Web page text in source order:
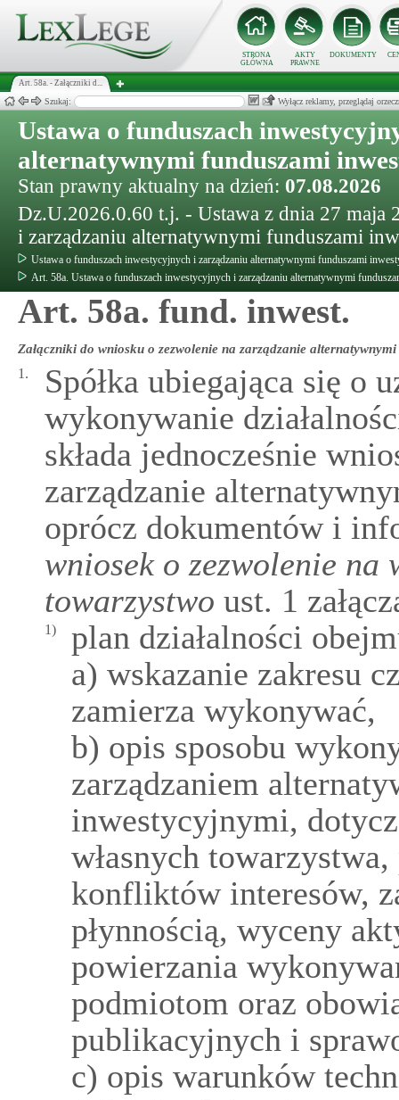
STRONA
GŁÓWNA
AKTY
PRAWNE
DOKUMENTY
Art. 58a. - Załączniki d...
Szukaj: Wyłącz reklamy, przeglądaj
Ustawa o funduszach
alternatywnymi funduszami
Stan prawny aktualny na dzień: 07.08.2026
Dz.U.2026.0.60 t.j. - Ustawa z dnia 27 maja
i zarządzaniu alternatywnymi funduszami
Ustawa o funduszach inwestycyjnych i zarządzaniu alternatywnymi funduszami
Art. 58a. Ustawa o funduszach inwestycyjnych i zarządzaniu alternatywnymi
Art. 58a. fund. inwest.
Załączniki do wniosku o zezwolenie na zarządzanie
1.
Spółka ubiegająca się o
wykonywanie
składa jednocześnie
zarządzanie
oprócz dokumentów i
wniosek o zezwolenie na
towarzystwo ust. 1
1)
plan działalności
a) wskazanie zakresu
zamierza wykonywać,
b) opis sposobu
zarządzaniem
inwestycyjnymi,
własnych
konfliktów interesów,
płynnością, wyceny
powierzania
podmiotom oraz
publikacyjnych i
c) opis warunków